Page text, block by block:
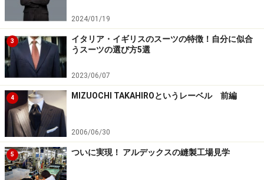
2024/01/19
3
イタリア・イギリスのスーツの特徴！自分に似合
うスーツの選び方5選
2023/06/07
4 MIZUOCHI TAKAHIROというレーベル 前編
2006/06/30
5 ついに実現！ アルデックスの縫製工場見学